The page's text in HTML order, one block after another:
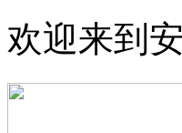
欢迎来到